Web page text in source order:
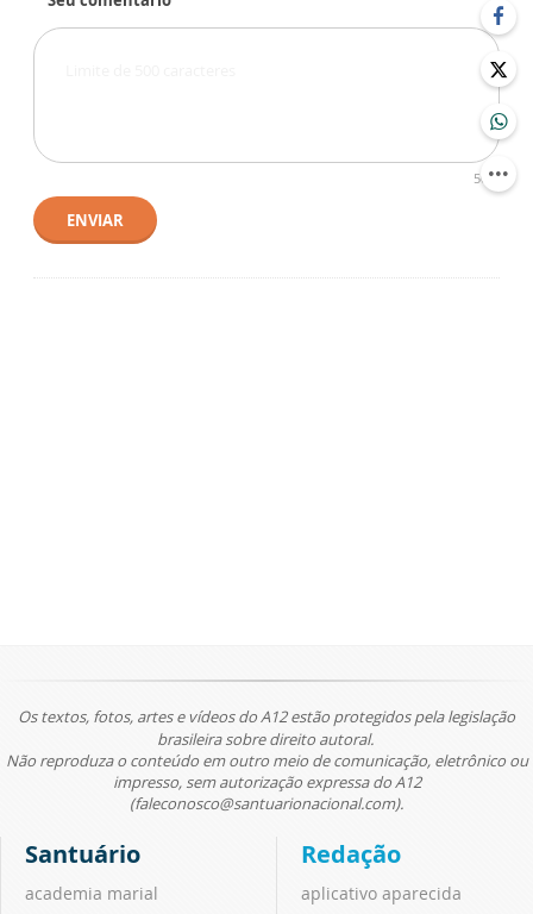
500
ENVIAR
Os textos, fotos, artes e vídeos do A12 estão protegidos pela legislação
brasileira sobre direito autoral.
Não reproduza o conteúdo em outro meio de comunicação, eletrônico ou
impresso, sem autorização expressa do A12
(faleconosco@santuarionacional.com).
Santuário
academia marial
Redação
aplicativo aparecida